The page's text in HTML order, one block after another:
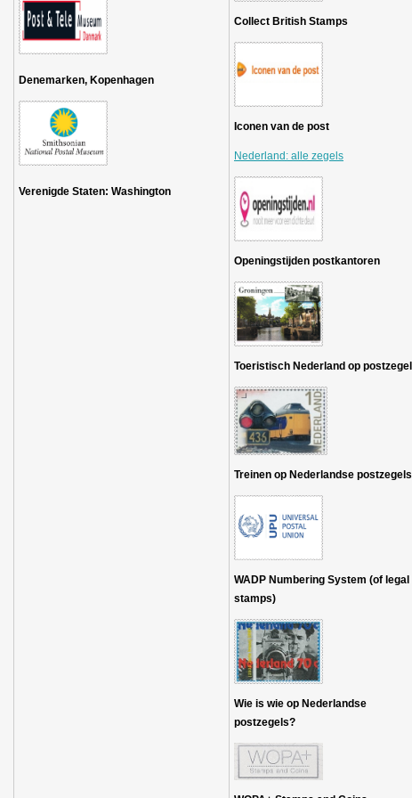
Denemarken, Kopenhagen​​​​​​
Verenigde Staten: Washington
Collect British Stamps
Iconen van de post
Nederland: alle zegels
Openingstijden postkantoren
Toeristisch Nederland op
Treinen op Nederlandse postzegels
WADP Numbering System (of legal
stamps)
Wie is wie op Nederlandse
postzegels?